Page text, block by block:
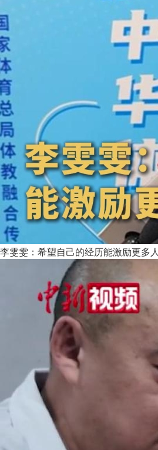
李雯雯：希望自己的经历能激励更多人